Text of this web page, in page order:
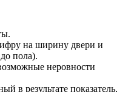
на ширину двери и
пола).
неровности
в результате показатель,